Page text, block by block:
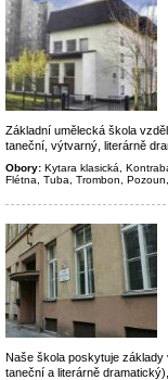
Základní umělecká škola
taneční, výtvarný, literárně
Obory: Kytara klasická,
Flétna, Tuba, Trombon,
Naše škola poskytuje
taneční a literárně